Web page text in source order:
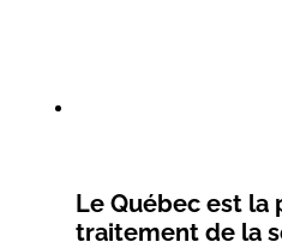
Le Québec est la
traitement de la